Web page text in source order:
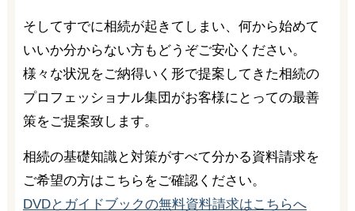
そしてすでに相続が起きてしまい、何から始めて
いいか分からない方もどうぞご安心ください。
様々な状況をご納得いく形で提案してきた相続の
プロフェッショナル集団がお客様にとっての最善
策をご提案致します。
相続の基礎知識と対策がすべて分かる資料請求を
ご希望の方はこちらをご確認ください。
DVDとガイドブックの無料資料請求はこちらへ